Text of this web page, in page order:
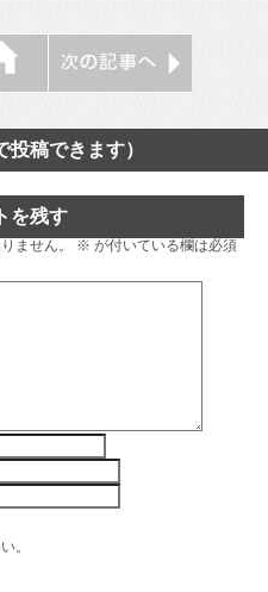
投稿できます）
を残す
ません。 ※ が付いている欄は必須
。